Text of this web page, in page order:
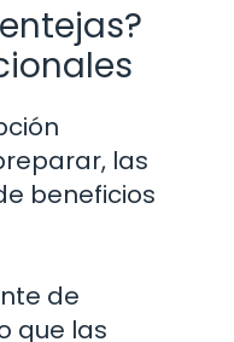
las
beneficios
de
que las